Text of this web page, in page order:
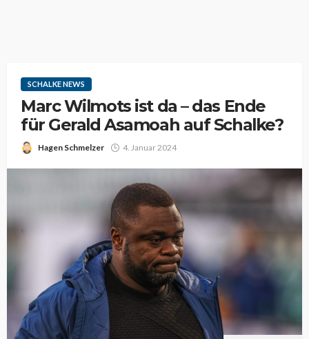
SCHALKE NEWS
Marc Wilmots ist da – das Ende
für Gerald Asamoah auf Schalke?
Hagen Schmelzer 4. Januar 2024